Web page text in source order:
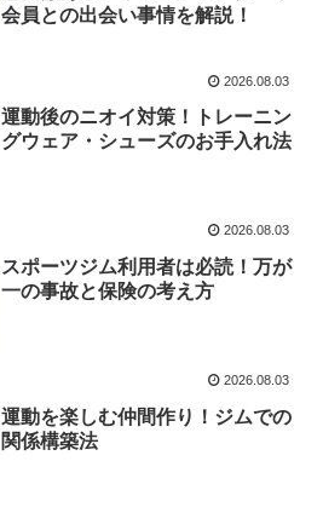
会員との出会い事情を解説！
2026.08.03
運動後のニオイ対策！トレーニン
グウェア・シューズのお手入れ法
2026.08.03
スポーツジム利用者は必読！万が
一の事故と保険の考え方
2026.08.03
運動を楽しむ仲間作り！ジムでの
関係構築法